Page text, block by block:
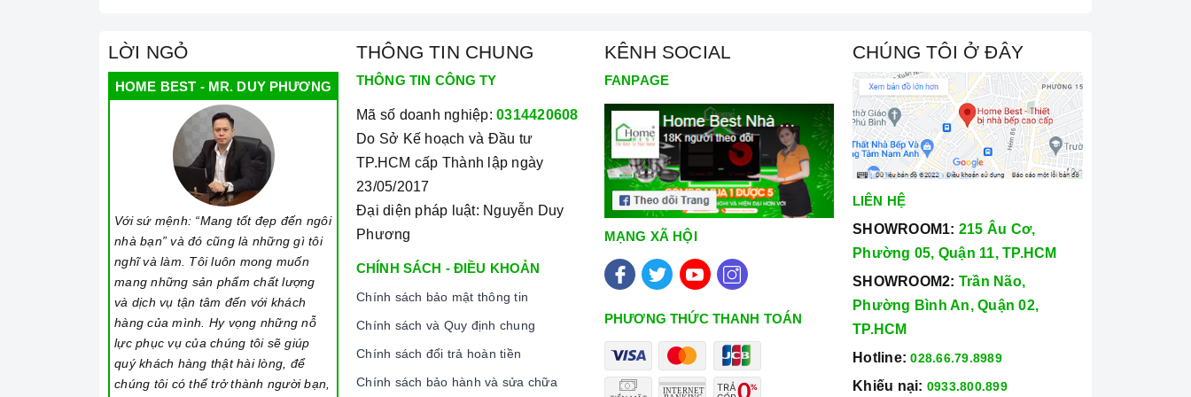
Chức năng tự động tắt bếp sau 2h nếu bị quên, phòng tránh nguy cơ cháy nổ, hỏa hoạn.
=> Xem thêm: Một số tính năng thông minh của bếp điện từ hiện nay
4.Thông tin kỹ thuật:
Công suất bếp: 100-2200W
Điện áp: 160-240VAC
Nhiệt độ đun: 60-280 độ C
Kích thước sản phẩm: 310x385x43 mm
Kích thước khoét đá: 290x360 mm
Trọng lượng: 5.0 kg
LỜI NGỎ
HOME BEST - MR. DUY PHƯƠNG
Với sứ mệnh: “Mang tốt đẹp đến ngôi
nhà bạn” và đó cũng là những gì tôi
nghĩ và làm. Tôi luôn mong muốn
mang những sản phẩm chất lượng
và dịch vụ tận tâm đến với khách
hàng của mình. Hy vọng những nỗ
lực phục vụ của chúng tôi sẽ giúp
quý khách hàng thật hài lòng, để
chúng tôi có thể trở thành người bạn,
THÔNG TIN CHUNG
THÔNG TIN CÔNG TY
Mã số doanh nghiệp: 0314420608
Do Sở Kế hoạch và Đầu tư
TP.HCM cấp Thành lập ngày
23/05/2017
Đại diện pháp luật: Nguyễn Duy
Phương
CHÍNH SÁCH - ĐIỀU KHOẢN
Chính sách bảo mật thông tin
Chính sách và Quy định chung
Chính sách đổi trả hoàn tiền
Chính sách bảo hành và sửa chữa
KÊNH SOCIAL
FANPAGE
MẠNG XÃ HỘI
PHƯƠNG THỨC THANH TOÁN
CHÚNG TÔI Ở ĐÂY
LIÊN HỆ
SHOWROOM1: 215 Âu Cơ,
Phường 05, Quận 11, TP.HCM
SHOWROOM2: Trần Não,
Phường Bình An, Quận 02,
TP.HCM
Hotline: 028.66.79.8989
Khiếu nại: 0933.800.899